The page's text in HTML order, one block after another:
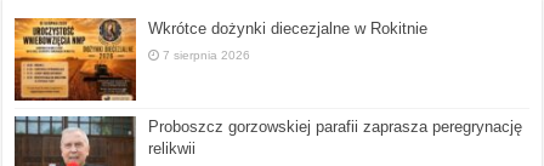
Wkrótce dożynki diecezjalne w Rokitnie
7 sierpnia 2026
Proboszcz gorzowskiej parafii zaprasza peregrynację
relikwii